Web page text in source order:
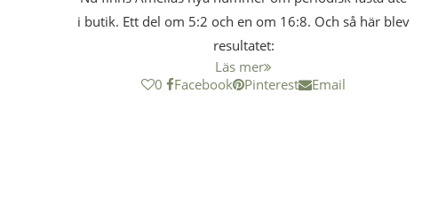
i butik. Ett del om 5:2 och en om 16:8. Och så här blev
resultatet:
Läs mer
0
Facebook Pinterest Email